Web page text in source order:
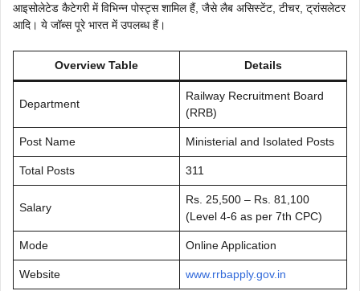
आइसोलेटेड कैटेगरी में विभिन्न पोस्ट्स शामिल हैं, जैसे लैब असिस्टेंट, टीचर, ट्रांसलेटर
आदि। ये जॉब्स पूरे भारत में उपलब्ध हैं।
Overview Table Details
Department
Railway Recruitment Board
(RRB)
Post Name Ministerial and Isolated Posts
Total Posts 311
Salary
Rs. 25,500 – Rs. 81,100
(Level 4-6 as per 7th CPC)
Mode Online Application
Website www.rrbapply.gov.in